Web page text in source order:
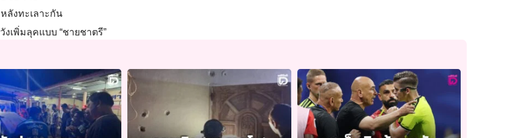
ลังทะเลาะกัน
เพิ่มลุคแบบ “ชายชาตรี”